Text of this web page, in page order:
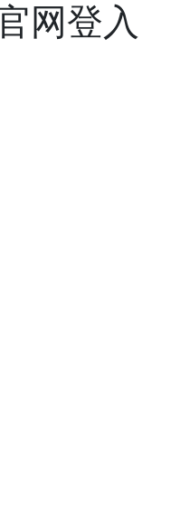
网登入